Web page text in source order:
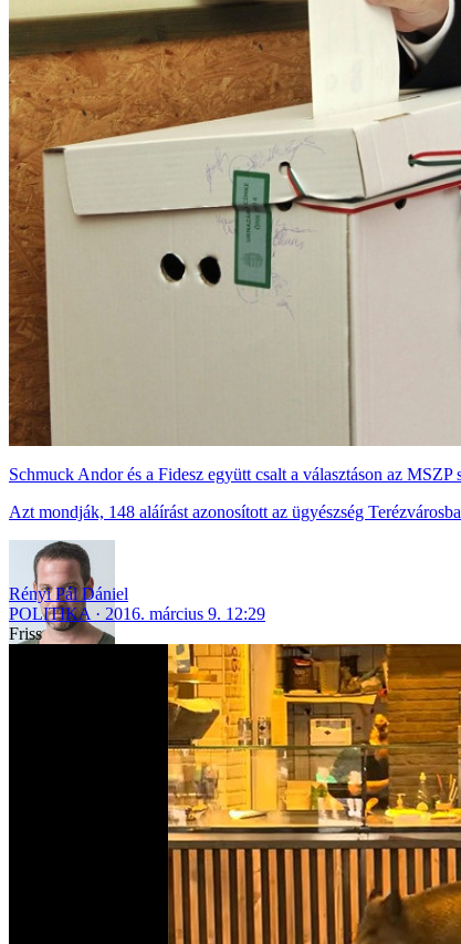
Schmuck Andor és a Fidesz együtt csalt a választáson az MSZP
Azt mondják, 148 aláírást azonosított az ügyészség
Rényi Pál Dániel
POLITIKA
2016. március 9. 12:29
Friss